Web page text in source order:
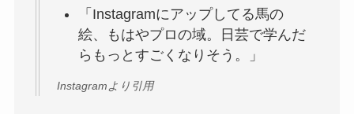
「Instagramにアップしてる馬の
絵、もはやプロの域。日芸で学んだ
らもっとすごくなりそう。」
Instagramより引用